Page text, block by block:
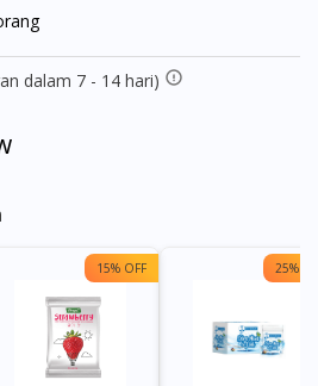
dalam 7 - 14 hari)
15% OFF 25%